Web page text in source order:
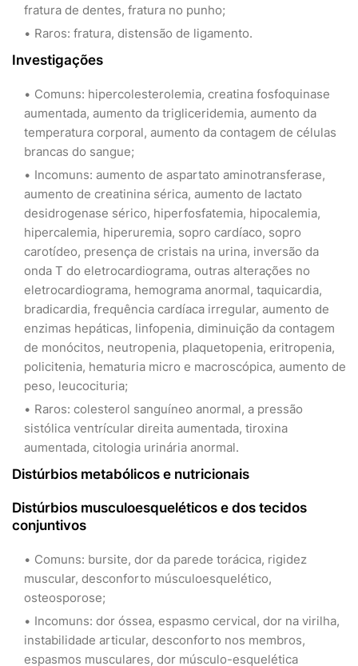
fratura de dentes, fratura no punho;
Raros: fratura, distensão de ligamento.
Investigações
Comuns: hipercolesterolemia, creatina fosfoquinase
aumentada, aumento da trigliceridemia, aumento da
temperatura corporal, aumento da contagem de células
brancas do sangue;
Incomuns: aumento de aspartato aminotransferase,
aumento de creatinina sérica, aumento de lactato
desidrogenase sérico, hiperfosfatemia, hipocalemia,
hipercalemia, hiperuremia, sopro cardíaco, sopro
carotídeo, presença de cristais na urina, inversão da
onda T do eletrocardiograma, outras alterações no
eletrocardiograma, hemograma anormal, taquicardia,
bradicardia, frequência cardíaca irregular, aumento de
enzimas hepáticas, linfopenia, diminuição da contagem
de monócitos, neutropenia, plaquetopenia, eritropenia,
policitenia, hematuria micro e macroscópica, aumento de
peso, leucocituria;
Raros: colesterol sanguíneo anormal, a pressão
sistólica ventrícular direita aumentada, tiroxina
aumentada, citologia urinária anormal.
Distúrbios metabólicos e nutricionais
Distúrbios musculoesqueléticos e dos tecidos
conjuntivos
Comuns: bursite, dor da parede torácica, rigidez
muscular, desconforto músculoesquelético,
osteosporose;
Incomuns: dor óssea, espasmo cervical, dor na virilha,
instabilidade articular, desconforto nos membros,
espasmos musculares, dor músculo-esquelética